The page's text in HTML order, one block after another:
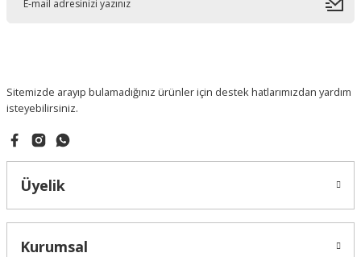
Sitemizde arayıp bulamadığınız ürünler için destek hatlarımızdan yardım
isteyebilirsiniz.
Üyelik
Kurumsal